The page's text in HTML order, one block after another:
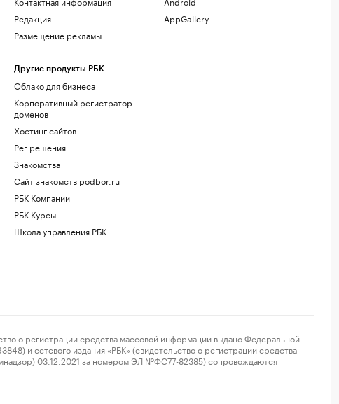
Редакция
Размещение рекламы
Другие продукты РБК
Облако для бизнеса
Корпоративный регистратор
доменов
Хостинг сайтов
Рег.решения
Знакомства
Сайт знакомств podbor.ru
РБК Компании
РБК Курсы
Школа управления РБК
AppGallery
регистрации средства массовой информации выдано Федеральной
и сетевого издания «РБК» (свидетельство о регистрации средства
03.12.2021 за номером ЭЛ №ФС77-82385) сопровождаются